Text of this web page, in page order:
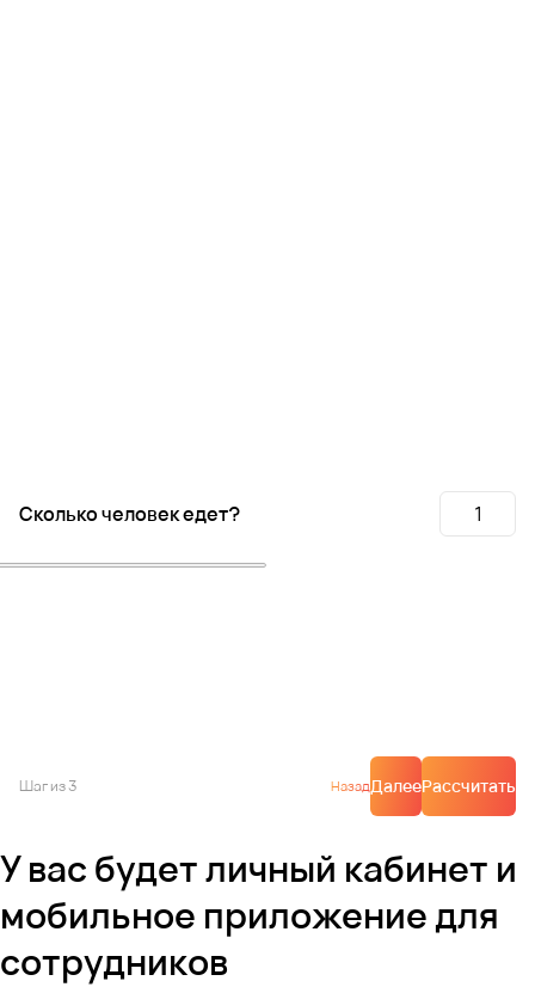
Сколько человек едет?
Шагиз 3 НазадДалееРассчитать
У вас будет личный кабинет и
мобильное приложение для
сотрудников